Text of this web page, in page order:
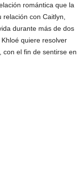
romántica que la
con Caitlyn,
durante más de dos
quiere resolver
con el fin de sentirse en